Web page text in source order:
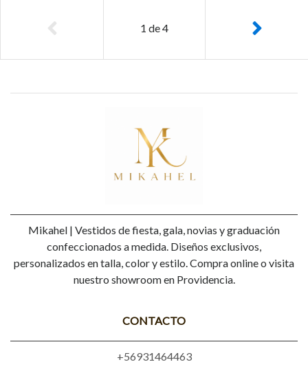
1 de4
Mikahel | Vestidos de fiesta, gala, novias y graduación
confeccionados a medida. Diseños exclusivos,
personalizados en talla, color y estilo. Compra online o visita
nuestro showroom en Providencia.
CONTACTO
+56931464463